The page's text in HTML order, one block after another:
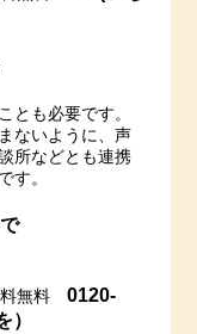
とも必要です。
ないように、声
所などとも連携
す。
無料 0120-